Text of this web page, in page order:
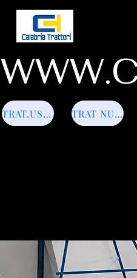
TRAT.USATI TRAT NUOVI